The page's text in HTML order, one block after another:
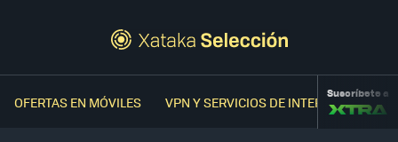
OFERTAS EN MÓVILES VPN Y SERVICIOS DE INTERNETSuscríbete a